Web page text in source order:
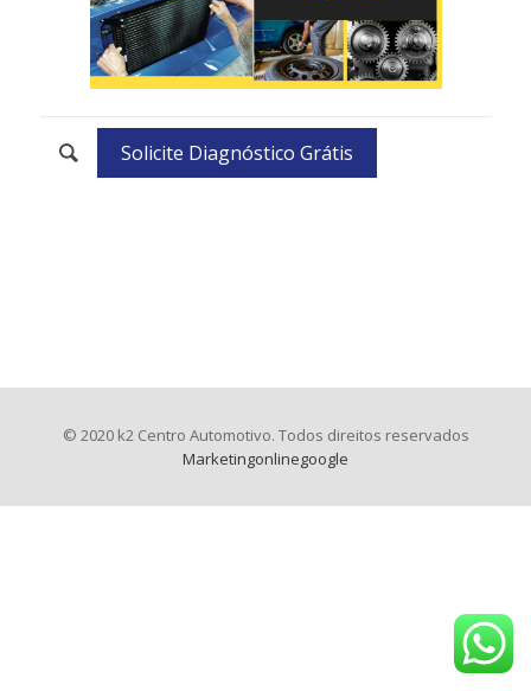
Solicite Diagnóstico Grátis
© 2020 k2 Centro Automotivo. Todos direitos reservados
Marketingonlinegoogle